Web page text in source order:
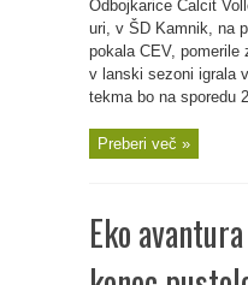
Odbojkarice Calcit
uri, v ŠD Kamnik, na
pokala CEV,
v lanski sezoni igrala
tekma bo na sporedu
Preberi več »
Eko